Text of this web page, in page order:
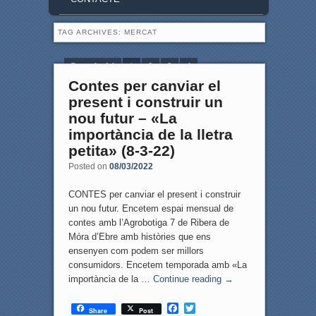
TAG ARCHIVES: MERCAT
Page 1 of 4 1 2 3 4
Contes per canviar el
present i construir un
nou futur – «La
importància de la lletra
petita» (8-3-22)
Posted on 08/03/2022
CONTES per canviar el present i construir
un nou futur. Encetem espai mensual de
contes amb l’Agrobotiga 7 de Ribera de
Móra d’Ebre amb històries que ens
ensenyen com podem ser millors
consumidors. Encetem temporada amb «La
importància de la … Continue reading →
Share Post
F
T